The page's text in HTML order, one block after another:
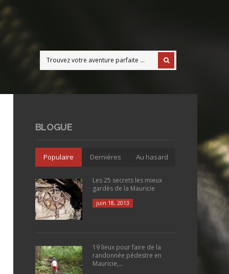
BLOGUE
Populaire Dernières Au hasard
Les 25 secrets les mieux
gardés de la Mauricie
juin 18, 2013
19 lieux pour faire de la
randonnée pédestre en
Mauricie,...